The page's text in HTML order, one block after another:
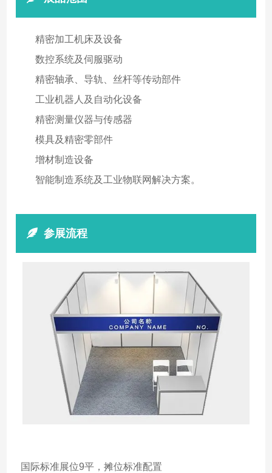
精密加工机床及设备
数控系统及伺服驱动
精密轴承、导轨、丝杆等传动部件
工业机器人及自动化设备
精密测量仪器与传感器
模具及精密零部件
增材制造设备
智能制造系统及工业物联网解决方案。
参展流程
国际标准展位9平，摊位标准配置